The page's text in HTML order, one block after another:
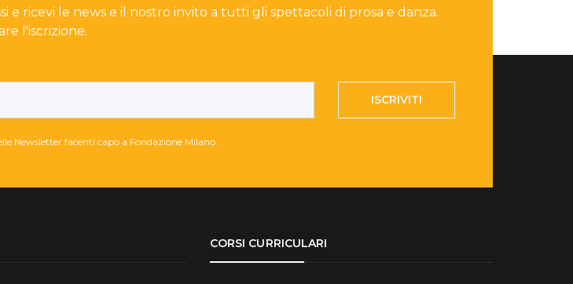
e ricevi le news e il nostro invito a tutti gli spettacoli di prosa e danza.
l'iscrizione.
ISCRIVITI
Newsletter facenti capo a Fondazione Milano.
CORSI CURRICULARI